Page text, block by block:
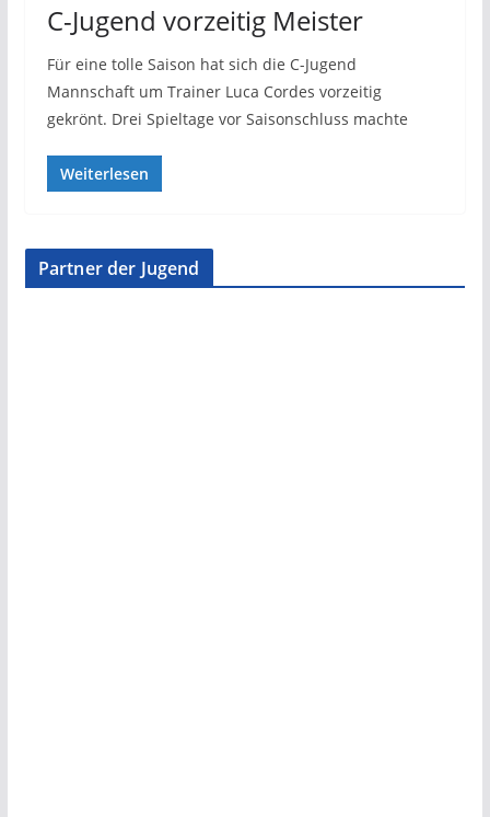
C-Jugend vorzeitig Meister
Für eine tolle Saison hat sich die C-Jugend
Mannschaft um Trainer Luca Cordes vorzeitig
gekrönt. Drei Spieltage vor Saisonschluss machte
Weiterlesen
Partner der Jugend